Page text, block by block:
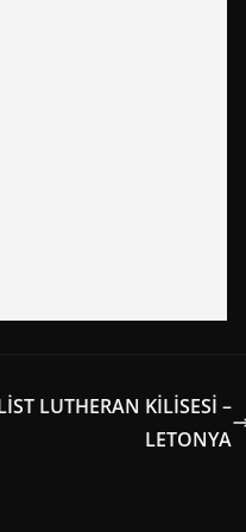
LUTHERAN KİLİSESİ –
LETONYA